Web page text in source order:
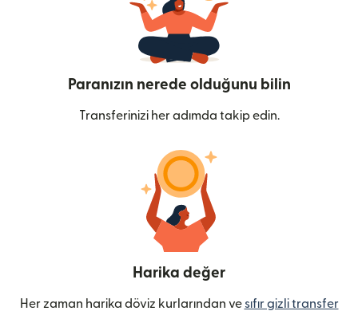
Paranızın nerede olduğunu bilin
Transferinizi her adımda takip edin.
Harika değer
Her zaman harika döviz kurlarından ve sıfır gizli transfer